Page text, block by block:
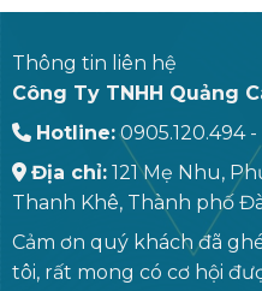
Thông tin liên hệ
Công Ty TNHH Quảng
Hotline:0905.120.494 -
Địa chỉ:121 Mẹ Nhu,
Thanh Khê, Thành phố
Cảm ơn quý khách đã
tôi, rất mong có cơ hội